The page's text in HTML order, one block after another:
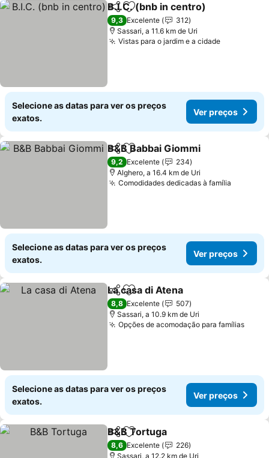
PartilharAdicionar aos favoritos
B.I.C. (bnb in centro)
9,3 Excelente
312
Sassari, a 11.6 km de Uri
Vistas para o jardim e a cidade
Selecione as datas para ver os preços
exatos.
Ver preços
PartilharAdicionar aos favoritos
B&B Babbai Giommi
9,2 Excelente
234
Alghero, a 16.4 km de Uri
Comodidades dedicadas à família
Selecione as datas para ver os preços
exatos.
Ver preços
PartilharAdicionar aos favoritos
La casa di Atena
8,8 Excelente
507
Sassari, a 10.9 km de Uri
Opções de acomodação para famílias
Selecione as datas para ver os preços
exatos.
Ver preços
PartilharAdicionar aos favoritos
B&B Tortuga
8,6 Excelente
226
Sassari, a 12.2 km de Uri